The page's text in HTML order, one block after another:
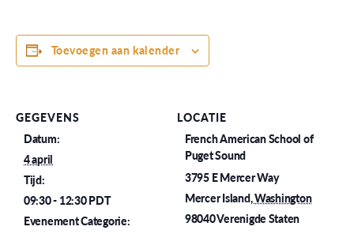
Toevoegen aan kalender
GEGEVENS
Datum:
4 april
Tijd:
09:30 - 12:30PDT
Evenement Categorie:
LOCATIE
French American School of
Puget Sound
3795 E Mercer Way
Mercer Island,Washington
98040Verenigde Staten